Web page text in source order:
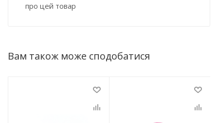
про цей товар
Вам також може сподобатися